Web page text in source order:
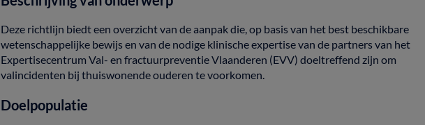
Deze richtlijn biedteenoverzichtvandeaanpakdie,op basisvan het best beschikbare
wetenschappelijke bewijsenvande nodige klinischeexpertisevande partnersvan het
ExpertisecentrumVal-enfractuurpreventie Vlaanderen (EVV)doeltreffendzijnom
valincidenten bijthuiswonendeouderentevoorkomen.
Doelpopulatie